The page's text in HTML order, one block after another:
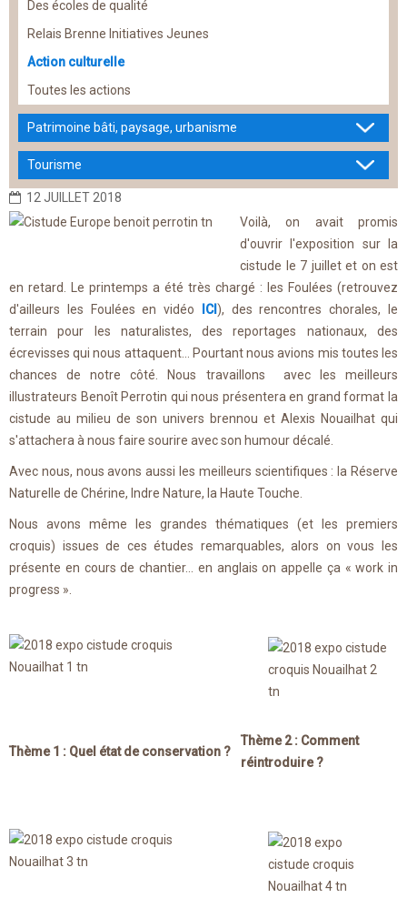
Des écoles de qualité
Relais Brenne Initiatives Jeunes
Action culturelle
Toutes les actions
Patrimoine bâti, paysage, urbanisme
Tourisme
12 JUILLET 2018
Voilà, on avait promis
d'ouvrir l'exposition sur la
cistude le 7 juillet et on est
en retard. Le printemps a été très chargé : les Foulées (retrouvez
d'ailleurs les Foulées en vidéo
ICI ), des rencontres chorales, le
terrain pour les naturalistes, des reportages nationaux, des
écrevisses qui nous attaquent... Pourtant nous avions mis toutes les
chances de notre côté. Nous travaillons avec les meilleurs
illustrateurs Benoît Perrotin qui nous présentera en grand format la
cistude au milieu de son univers brennou et Alexis Nouailhat qui
s'attachera à nous faire sourire avec son humour décalé.
Avec nous, nous avons aussi les meilleurs scientifiques : la Réserve
Naturelle de Chérine, Indre Nature, la Haute Touche.
Nous avons même les grandes thématiques (et les premiers
croquis) issues de ces études remarquables, alors on vous les
présente en cours de chantier... en anglais on appelle ça « work in
progress ».
Thème 1 : Quel état de conservation ?
Thème 2 : Comment
réintroduire ?